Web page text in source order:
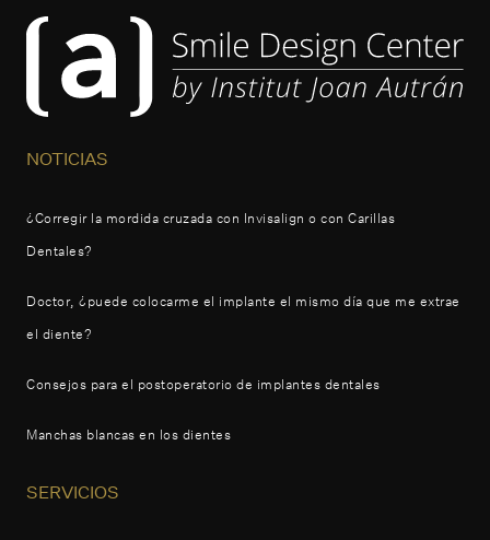
NOTICIAS
¿Corregir la mordida cruzada con Invisalign o con Carillas
Dentales?
Doctor, ¿puede colocarme el implante el mismo día que me extrae
el diente?
Consejos para el postoperatorio de implantes dentales
Manchas blancas en los dientes
SERVICIOS